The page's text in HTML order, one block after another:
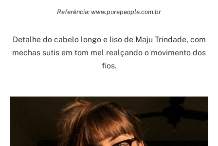
Referência: www.purepeople.com.br
Detalhe do cabelo longo e liso de Maju Trindade, com
mechas sutis em tom mel realçando o movimento dos
fios.